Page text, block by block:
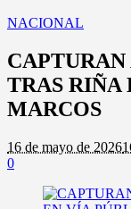
NACIONAL
CAPTURAN
TRAS RIÑA
MARCOS
16 de mayo de 2026
0